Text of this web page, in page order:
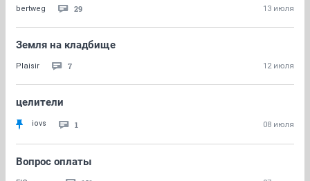
bertweg 29 13 июля
Земля на кладбище
Plaisir 7 12 июля
целители
iovs 1 08 июля
Вопрос оплаты